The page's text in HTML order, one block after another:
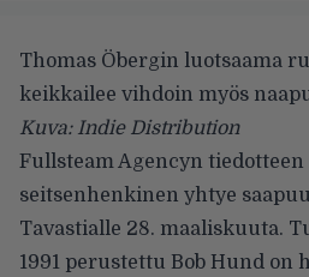
Thomas Öbergin luotsaama
keikkailee vihdoin myös
Kuva: Indie Distribution
Fullsteam Agencyn
seitsenhenkinen yhtye
Tavastialle 28. maaliskuuta.
1991 perustettu Bob Hund